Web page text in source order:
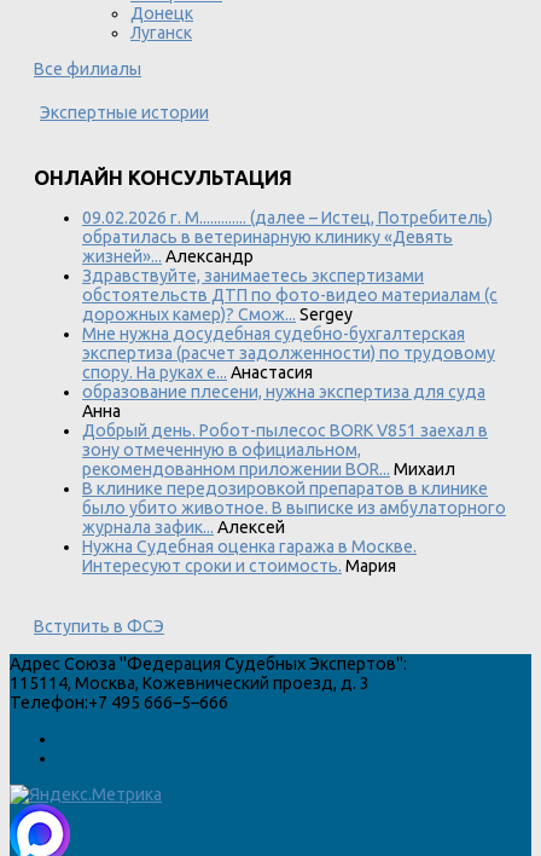
Донецк
Луганск
Все филиалы
Экспертные истории
ОНЛАЙН КОНСУЛЬТАЦИЯ
09.02.2026 г. М............. (далее – Истец, Потребитель)
обратилась в ветеринарную клинику «Девять
жизней»... Александр
Здравствуйте, занимаетесь экспертизами
обстоятельств ДТП по фото-видео материалам (с
дорожных камер)? Смож... Sergey
Мне нужна досудебная судебно-бухгалтерская
экспертиза (расчет задолженности) по трудовому
спору. На руках е... Анастасия
образование плесени, нужна экспертиза для суда
Анна
Добрый день. Робот-пылесос BORK V851 заехал в
зону отмеченную в официальном,
рекомендованном приложении BOR... Михаил
В клинике передозировкой препаратов в клинике
было убито животное. В выписке из амбулаторного
журнала зафик... Алексей
Нужна Судебная оценка гаража в Москве.
Интересуют сроки и стоимость. Мария
Вступить в ФСЭ
Адрес Союза "Федерация Судебных Экспертов":
115114, Москва, Кожевнический проезд, д. 3
Телефон:+7 495 666–5–666